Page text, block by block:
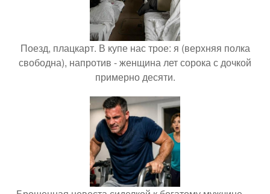
Поезд, плацкарт. В купе нас трое: я (верхняя полка
свободна), напротив - женщина лет сорока с дочкой
примерно десяти.